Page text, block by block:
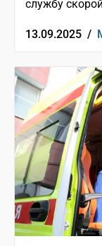
службу
13.09.2025 /